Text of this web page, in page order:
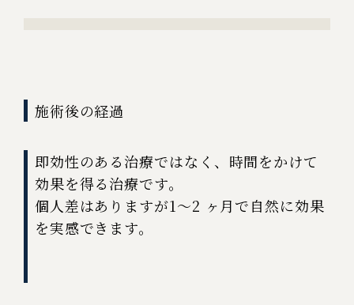
施術後の経過
即効性のある治療ではなく、時間をかけて
効果を得る治療です。
個人差はありますが1～2 ヶ月で自然に効果
を実感できます。